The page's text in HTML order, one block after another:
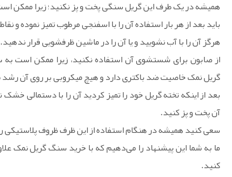
همیشه در یک طرف این گریل سنگی پخت و پز نکنید؛ زیرا
باید بعد از هر بار استفاده آن را با اسفنجی مرطوب تمیز نموده
هرگز آن را با آب نشویید و یا آن را در ماشین ظرفشویی قرار ندهید.
از صابون برای شستشوی آن استفاده نکنید، زیرا ممکن است
گریل نمک خاصیت ضد باکتری دارد و هیچ میکروبی بر روی آن
آن پخت و پز کنید.
سعی کنید همیشه در هنگام استفاده از این ظرف ظروف پلاستیکی
ما به شما این پیشنهاد را می‌دهیم که با خرید سنگ گریل نمک
کنید.